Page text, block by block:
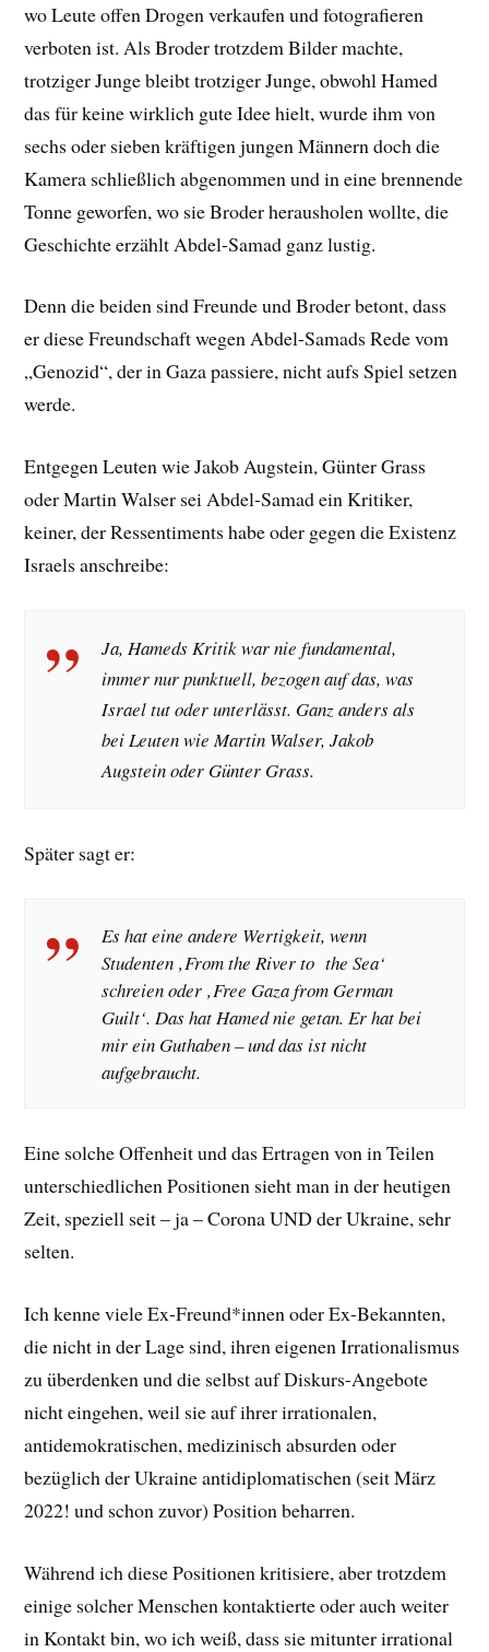
wo Leute offen Drogen verkaufen und fotografieren
verboten ist. Als Broder trotzdem Bilder machte,
trotziger Junge bleibt trotziger Junge, obwohl Hamed
das für keine wirklich gute Idee hielt, wurde ihm von
sechs oder sieben kräftigen jungen Männern doch die
Kamera schließlich abgenommen und in eine brennende
Tonne geworfen, wo sie Broder herausholen wollte, die
Geschichte erzählt Abdel-Samad ganz lustig.
Denn die beiden sind Freunde und Broder betont, dass
er diese Freundschaft wegen Abdel-Samads Rede vom
„Genozid“, der in Gaza passiere, nicht aufs Spiel setzen
werde.
Entgegen Leuten wie Jakob Augstein, Günter Grass
oder Martin Walser sei Abdel-Samad ein Kritiker,
keiner, der Ressentiments habe oder gegen die Existenz
Israels anschreibe:
Ja, Hameds Kritik war nie fundamental,
immer nur punktuell, bezogen auf das, was
Israel tut oder unterlässt. Ganz anders als
bei Leuten wie Martin Walser, Jakob
Augstein oder Günter Grass.
Später sagt er:
Es hat eine andere Wertigkeit, wenn
Studenten ‚From the River to the Sea‘
schreien oder ‚Free Gaza from German
Guilt‘. Das hat Hamed nie getan. Er hat bei
mir ein Guthaben – und das ist nicht
aufgebraucht.
Eine solche Offenheit und das Ertragen von in Teilen
unterschiedlichen Positionen sieht man in der heutigen
Zeit, speziell seit – ja – Corona UND der Ukraine, sehr
selten.
Ich kenne viele Ex-Freund*innen oder Ex-Bekannten,
die nicht in der Lage sind, ihren eigenen Irrationalismus
zu überdenken und die selbst auf Diskurs-Angebote
nicht eingehen, weil sie auf ihrer irrationalen,
antidemokratischen, medizinisch absurden oder
bezüglich der Ukraine antidiplomatischen (seit März
2022! und schon zuvor) Position beharren.
Während ich diese Positionen kritisiere, aber trotzdem
einige solcher Menschen kontaktierte oder auch weiter
in Kontakt bin, wo ich weiß, dass sie mitunter irrational